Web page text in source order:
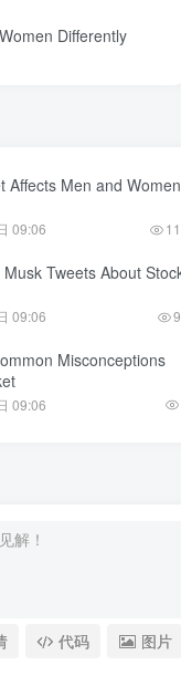
Differently
Affects Men and Women
09:06
Tweets About
09:06
Misconceptions
09:06
代码 图片